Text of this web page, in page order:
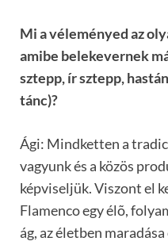
Mi a véleményed az
amibe belekevernek
sztepp, ír sztepp,
tánc)?
Ági: Mindketten a
vagyunk és a közös
képviseljük. Viszont el
Flamenco egy élõ,
ág, az életben